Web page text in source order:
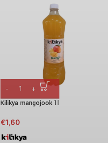
Kilikya mangojook 1l
€1,60